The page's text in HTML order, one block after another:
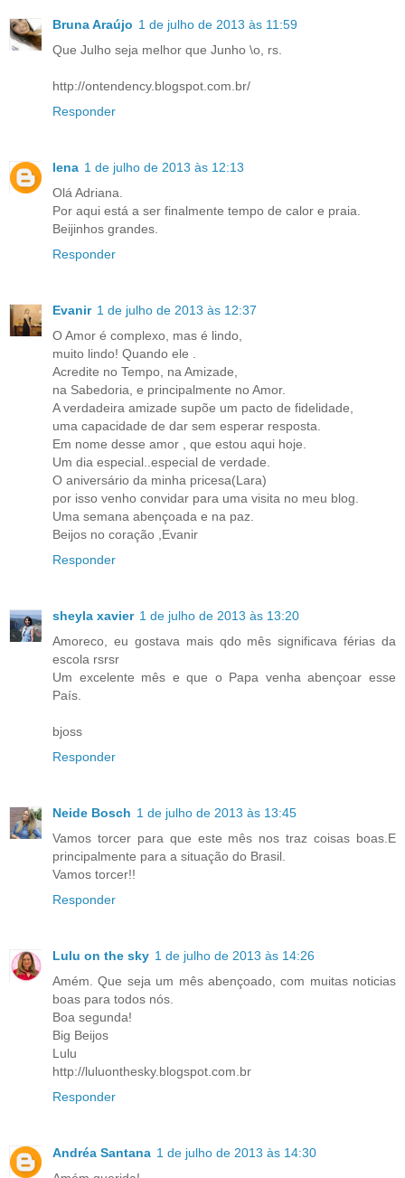
Bruna Araújo 1 de julho de 2013 às 11:59
Que Julho seja melhor que Junho \o, rs.
http://ontendency.blogspot.com.br/
Responder
lena 1 de julho de 2013 às 12:13
Olá Adriana.
Por aqui está a ser finalmente tempo de calor e praia.
Beijinhos grandes.
Responder
Evanir 1 de julho de 2013 às 12:37
O Amor é complexo, mas é lindo,
muito lindo! Quando ele .
Acredite no Tempo, na Amizade,
na Sabedoria, e principalmente no Amor.
A verdadeira amizade supõe um pacto de fidelidade,
uma capacidade de dar sem esperar resposta.
Em nome desse amor , que estou aqui hoje.
Um dia especial..especial de verdade.
O aniversário da minha pricesa(Lara)
por isso venho convidar para uma visita no meu blog.
Uma semana abençoada e na paz.
Beijos no coração ,Evanir
Responder
sheyla xavier 1 de julho de 2013 às 13:20
Amoreco, eu gostava mais qdo mês significava férias da
escola rsrsr
Um excelente mês e que o Papa venha abençoar esse
País.
bjoss
Responder
Neide Bosch 1 de julho de 2013 às 13:45
Vamos torcer para que este mês nos traz coisas boas.E
principalmente para a situação do Brasil.
Vamos torcer!!
Responder
Lulu on the sky 1 de julho de 2013 às 14:26
Amém. Que seja um mês abençoado, com muitas noticias
boas para todos nós.
Boa segunda!
Big Beijos
Lulu
http://luluonthesky.blogspot.com.br
Responder
Andréa Santana 1 de julho de 2013 às 14:30